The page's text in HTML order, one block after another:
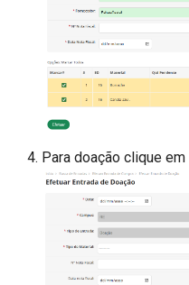
Para doação clique em